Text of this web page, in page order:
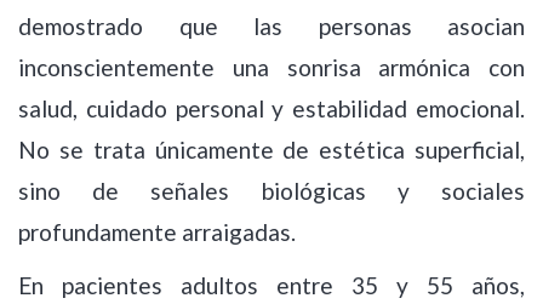
demostrado que las personas asocian
inconscientemente una sonrisa armónica con
salud, cuidado personal y estabilidad emocional.
No se trata únicamente de estética superficial,
sino de señales biológicas y sociales
profundamente arraigadas.
En pacientes adultos entre 35 y 55 años,